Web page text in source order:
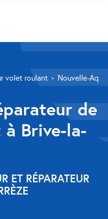
volet roulant Nouvelle-
de
Brive-la-
ET RÉPARATEUR